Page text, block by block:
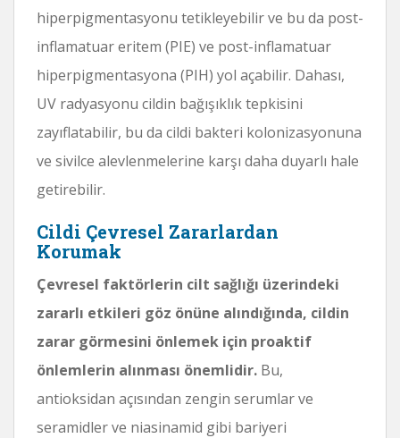
hiperpigmentasyonu tetikleyebilir ve bu da post-
inflamatuar eritem (PIE) ve post-inflamatuar
hiperpigmentasyona (PIH) yol açabilir. Dahası,
UV radyasyonu cildin bağışıklık tepkisini
zayıflatabilir, bu da cildi bakteri kolonizasyonuna
ve sivilce alevlenmelerine karşı daha duyarlı hale
getirebilir.
Cildi Çevresel Zararlardan
Korumak
Çevresel faktörlerin cilt sağlığı üzerindeki
zararlı etkileri göz önüne alındığında, cildin
zarar görmesini önlemek için proaktif
önlemlerin alınması önemlidir. Bu,
antioksidan açısından zengin serumlar ve
seramidler ve niasinamid gibi bariyeri